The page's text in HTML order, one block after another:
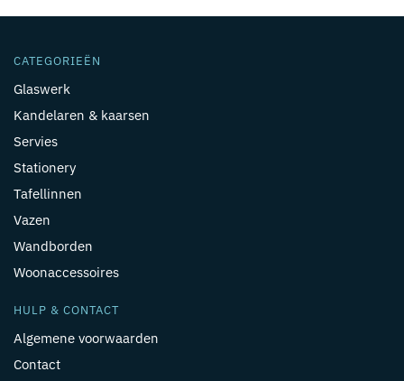
CATEGORIEËN
Glaswerk
Kandelaren & kaarsen
Servies
Stationery
Tafellinnen
Vazen
Wandborden
Woonaccessoires
HULP & CONTACT
Algemene voorwaarden
Contact